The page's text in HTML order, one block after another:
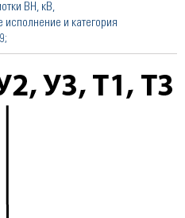
ВН, кВ,
и категория